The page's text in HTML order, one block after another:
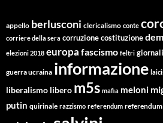
appello berlusconi clericalismo conte
corriere della sera corruzionecostituzione
elezioni 2018 europa fascismo feltri
guerra ucraina informazione
liberalismo libero m5s mafia meloni
putin quirinale razzismo referendum